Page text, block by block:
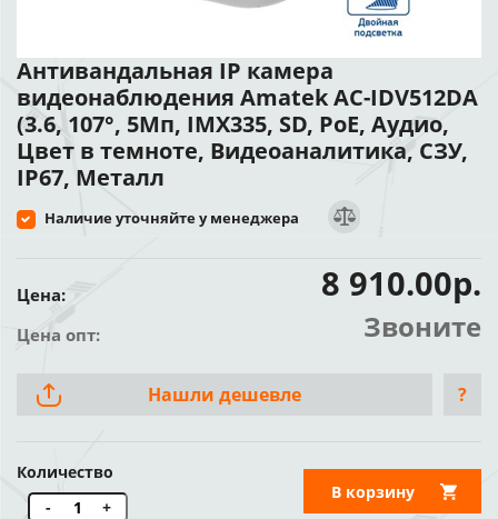
Антивандальная IP камера
видеонаблюдения Amatek AC-IDV512DA
(3.6, 107°, 5Мп, IMX335, SD, PoE, Аудио,
Цвет в темноте, Видеоаналитика, СЗУ,
IP67, Металл
Наличие уточняйте у менеджера
Цена: 8 910.00р.
Цена опт: Звоните
Нашли дешевле ?
Количество
-
+
В корзину